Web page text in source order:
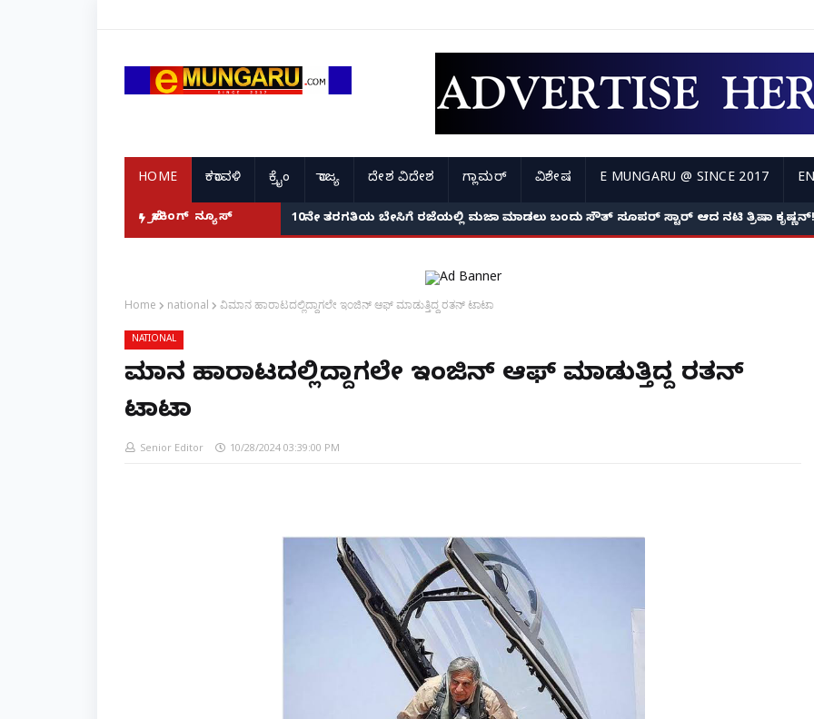
HOME ಕರಾವಳಿ ಕ್ರೈಂ ರಾಜ್ಯ ದೇಶ ವಿದೇಶ ಗ್ಲಾಮರ್ ವಿಶೇಷ E MUNGARU @ SINCE 2017
ಬ್ರೇಕಿಂಗ್ ನ್ಯೂಸ್ 10ನೇ ತರಗತಿಯ ಬೇಸಿಗೆ ರಜೆಯಲ್ಲಿ ಮಜಾ ಮಾಡಲು ಬಂದು ಸೌತ್ ಸೂಪರ್ ಸ್ಟಾರ್ ಆದ ನಟಿ ತ್ರಿಷಾ ಕೃಷ್ಣನ್!
Home national ವಿಮಾನ ಹಾರಾಟದಲ್ಲಿದ್ದಾಗಲೇ ಇಂಜಿನ್ ಆಫ್ ಮಾಡುತ್ತಿದ್ದ ರತನ್ ಟಾಟಾ
NATIONAL
ವಿಮಾನ ಹಾರಾಟದಲ್ಲಿದ್ದಾಗಲೇ ಇಂಜಿನ್ ಆಫ್ ಮಾಡುತ್ತಿದ್ದ ರತನ್
ಟಾಟಾ
Senior Editor 10/28/2024 03:39:00 PM